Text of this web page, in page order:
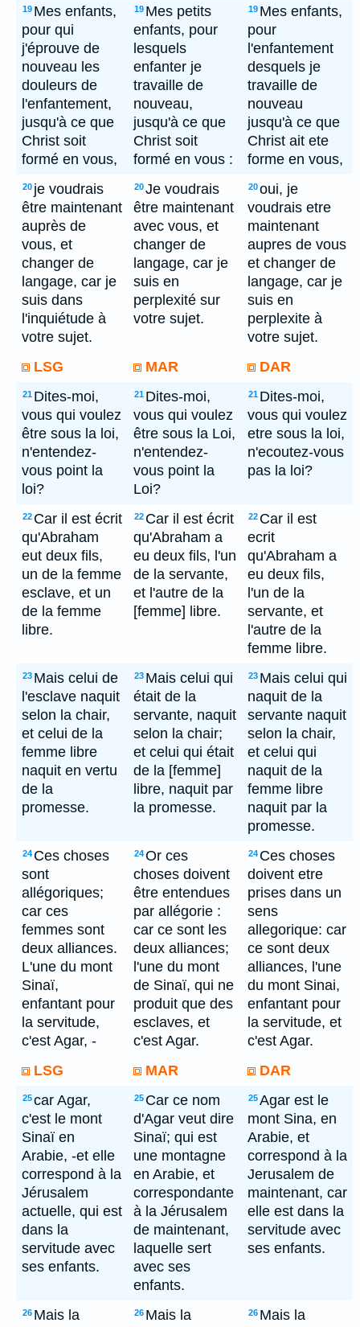
19 Mes enfants,
pour qui
j'éprouve de
nouveau les
douleurs de
l'enfantement,
jusqu'à ce que
Christ soit
formé en vous,
19 Mes petits
enfants, pour
lesquels
enfanter je
travaille de
nouveau,
jusqu'à ce que
Christ soit
formé en vous :
19 Mes enfants,
pour
l'enfantement
desquels je
travaille de
nouveau
jusqu'à ce que
Christ ait ete
forme en vous,
20 je voudrais
être maintenant
auprès de
vous, et
changer de
langage, car je
suis dans
l'inquiétude à
votre sujet.
20Je voudrais
être maintenant
avec vous, et
changer de
langage, car je
suis en
perplexité sur
votre sujet.
20oui, je
voudrais etre
maintenant
aupres de vous
et changer de
langage, car je
suis en
perplexite à
votre sujet.
LSG
MAR DAR
21 Dites-moi,
vous qui voulez
être sous la loi,
n'entendez-
vous point la
loi?
21 Dites-moi,
vous qui voulez
être sous la Loi,
n'entendez-
vous point la
Loi?
21 Dites-moi,
vous qui voulez
etre sous la loi,
n'ecoutez-vous
pas la loi?
22 Car il est écrit
qu'Abraham
eut deux fils,
un de la femme
esclave, et un
de la femme
libre.
22 Car il est écrit
qu'Abraham a
eu deux fils, l'un
de la servante,
et l'autre de la
[femme] libre.
22 Car il est
ecrit
qu'Abraham a
eu deux fils,
l'un de la
servante, et
l'autre de la
femme libre.
23 Mais celui de
l'esclave naquit
selon la chair,
et celui de la
femme libre
naquit en vertu
de la
promesse.
23 Mais celui qui
était de la
servante, naquit
selon la chair;
et celui qui était
de la [femme]
libre, naquit par
la promesse.
23 Mais celui qui
naquit de la
servante naquit
selon la chair,
et celui qui
naquit de la
femme libre
naquit par la
promesse.
24 Ces choses
sont
allégoriques;
car ces
femmes sont
deux alliances.
L'une du mont
Sinaï,
enfantant pour
la servitude,
c'est Agar, -
24Or ces
choses doivent
être entendues
par allégorie :
car ce sont les
deux alliances;
l'une du mont
de Sinaï, qui ne
produit que des
esclaves, et
c'est Agar.
24 Ces choses
doivent etre
prises dans un
sens
allegorique: car
ce sont deux
alliances, l'une
du mont Sinai,
enfantant pour
la servitude, et
c'est Agar.
LSG
MAR DAR
25car Agar,
c'est le mont
Sinaï en
Arabie, -et elle
correspond à la
Jérusalem
actuelle, qui est
dans la
servitude avec
ses enfants.
25 Car ce nom
d'Agar veut dire
Sinaï; qui est
une montagne
en Arabie, et
correspondante
à la Jérusalem
de maintenant,
laquelle sert
avec ses
enfants.
25Agar est le
mont Sina, en
Arabie, et
correspond à la
Jerusalem de
maintenant, car
elle est dans la
servitude avec
ses enfants.
26 Mais la
26 Mais la
26 Mais la